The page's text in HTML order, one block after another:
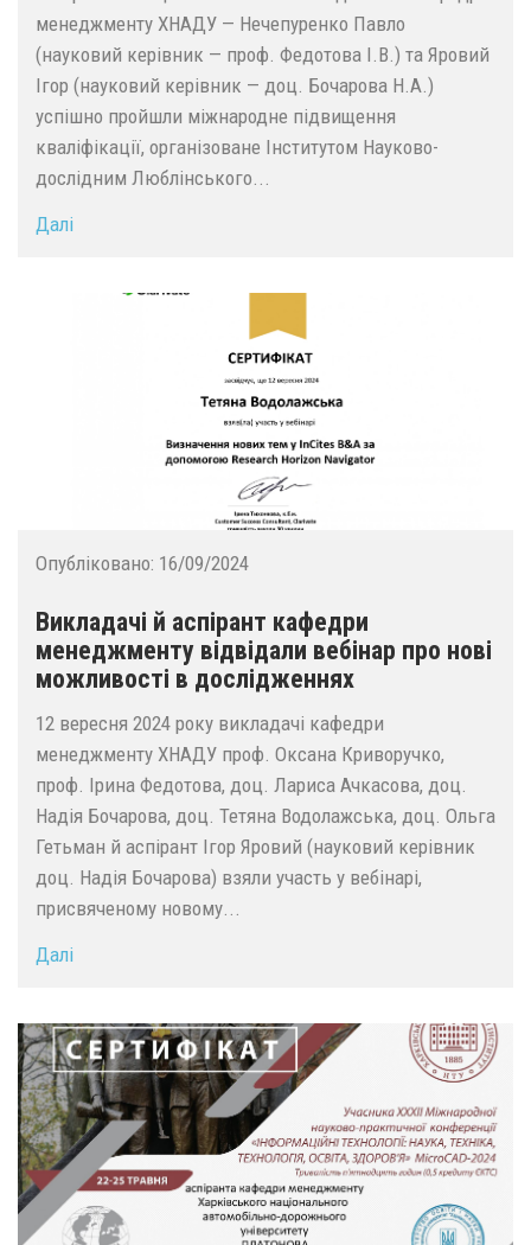
менеджменту ХНАДУ — Нечепуренко Павло
(науковий керівник — проф. Федотова І.В.) та Яровий
Ігор (науковий керівник — доц. Бочарова Н.А.)
успішно пройшли міжнародне підвищення
кваліфікації, організоване Інститутом Науково-
дослідним Люблінського...
Далі
Опубліковано: 16/09/2024
Викладачі й аспірант кафедри
менеджменту відвідали вебінар про нові
можливості в дослідженнях
12 вересня 2024 року викладачі кафедри
менеджменту ХНАДУ проф. Оксана Криворучко,
проф. Ірина Федотова, доц. Лариса Ачкасова, доц.
Надія Бочарова, доц. Тетяна Водолажська, доц. Ольга
Гетьман й аспірант Ігор Яровий (науковий керівник
доц. Надія Бочарова) взяли участь у вебінарі,
присвяченому новому...
Далі